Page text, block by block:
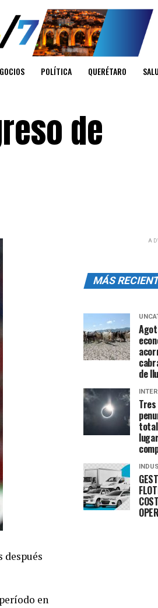
POLÍTICA QUERÉTARO
de
después
en
MÁS
de
total